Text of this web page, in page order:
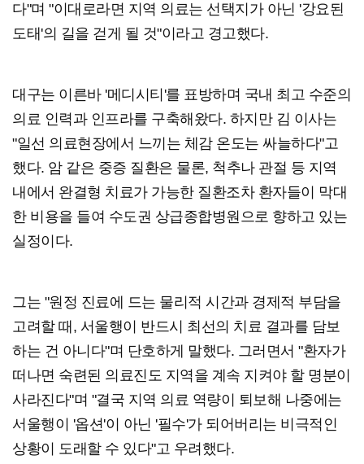
다"며 "이대로라면 지역 의료는 선택지가 아닌 '강요된
도태'의 길을 걷게 될 것"이라고 경고했다.
대구는 이른바 '메디시티'를 표방하며 국내 최고 수준의
의료 인력과 인프라를 구축해왔다. 하지만 김 이사는
"일선 의료현장에서 느끼는 체감 온도는 싸늘하다"고
했다. 암 같은 중증 질환은 물론, 척추나 관절 등 지역
내에서 완결형 치료가 가능한 질환조차 환자들이 막대
한 비용을 들여 수도권 상급종합병원으로 향하고 있는
실정이다.
그는 "원정 진료에 드는 물리적 시간과 경제적 부담을
고려할 때, 서울행이 반드시 최선의 치료 결과를 담보
하는 건 아니다"며 단호하게 말했다. 그러면서 "환자가
떠나면 숙련된 의료진도 지역을 계속 지켜야 할 명분이
사라진다"며 "결국 지역 의료 역량이 퇴보해 나중에는
서울행이 '옵션'이 아닌 '필수'가 되어버리는 비극적인
상황이 도래할 수 있다"고 우려했다.